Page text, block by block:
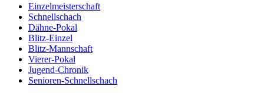
Einzelmeisterschaft
Schnellschach
Dähne-Pokal
Blitz-Einzel
Blitz-Mannschaft
Vierer-Pokal
Jugend-Chronik
Senioren-Schnellschach